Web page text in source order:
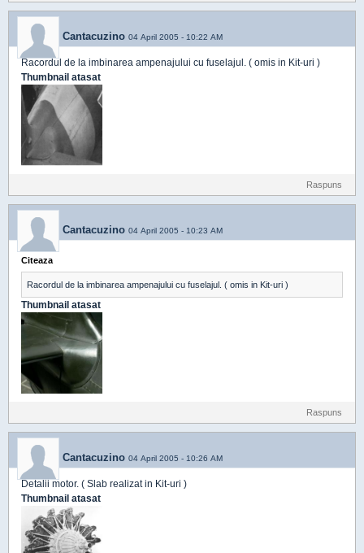
Cantacuzino 04 April 2005 - 10:22 AM
Racordul de la imbinarea ampenajului cu fuselajul. ( omis in Kit-uri )
Thumbnail atasat
Raspuns
Cantacuzino 04 April 2005 - 10:23 AM
Citeaza
Racordul de la imbinarea ampenajului cu fuselajul. ( omis in Kit-uri )
Thumbnail atasat
Raspuns
Cantacuzino 04 April 2005 - 10:26 AM
Detalii motor. ( Slab realizat in Kit-uri )
Thumbnail atasat